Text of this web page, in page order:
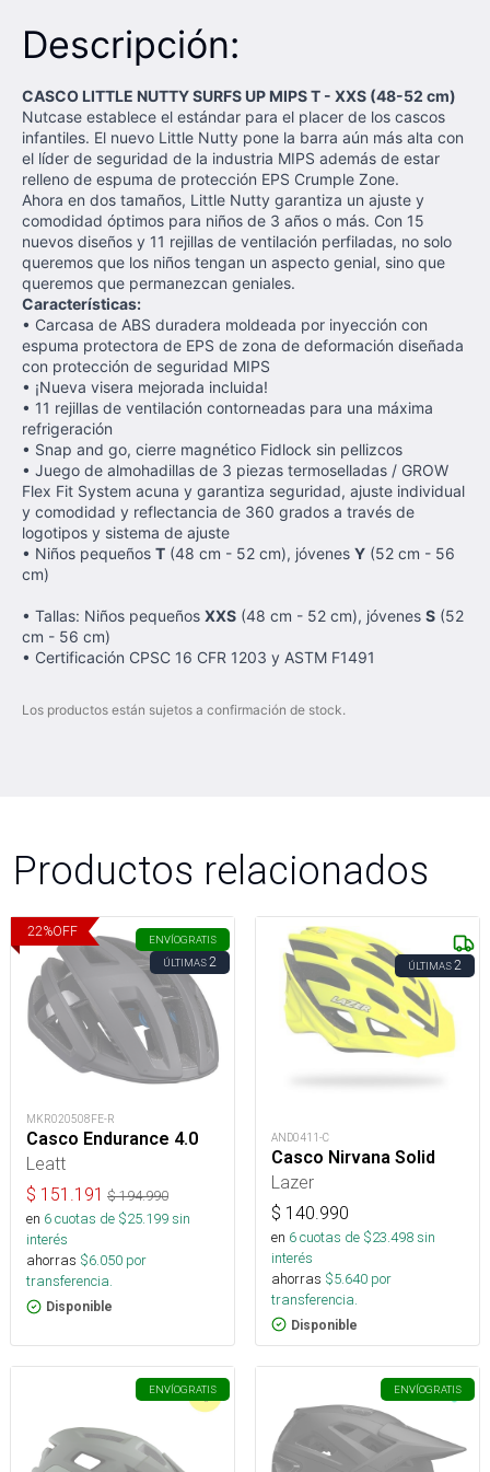
Descripción:
CASCO LITTLE NUTTY SURFS UP MIPS T - XXS (48-52 cm)
Nutcase establece el estándar para el placer de los cascos
infantiles. El nuevo Little Nutty pone la barra aún más alta con
el líder de seguridad de la industria MIPS además de estar
relleno de espuma de protección EPS Crumple Zone.
Ahora en dos tamaños, Little Nutty garantiza un ajuste y
comodidad óptimos para niños de 3 años o más. Con 15
nuevos diseños y 11 rejillas de ventilación perfiladas, no solo
queremos que los niños tengan un aspecto genial, sino que
queremos que permanezcan geniales.
Características:
• Carcasa de ABS duradera moldeada por inyección con
espuma protectora de EPS de zona de deformación diseñada
con protección de seguridad MIPS
• ¡Nueva visera mejorada incluida!
• 11 rejillas de ventilación contorneadas para una máxima
refrigeración
• Snap and go, cierre magnético Fidlock sin pellizcos
• Juego de almohadillas de 3 piezas termoselladas / GROW
Flex Fit System acuna y garantiza seguridad, ajuste individual
y comodidad y reflectancia de 360 grados a través de
logotipos y sistema de ajuste
• Niños pequeños T (48 cm - 52 cm), jóvenes Y (52 cm - 56
cm)
• Tallas: Niños pequeños XXS (48 cm - 52 cm), jóvenes S (52
cm - 56 cm)
• Certificación CPSC 16 CFR 1203 y ASTM F1491
Los productos están sujetos a confirmación de stock.
Productos relacionados
22%OFF
ENVÍOGRATIS
ÚLTIMAS2
MKR020508FE-R
Casco Endurance 4.0
Leatt
$ 151.191 $194.990
en 6cuotas de $25.199sin
interés
ahorras $6.050 por
transferencia.
Disponible
ÚLTIMAS2
AND0411-C
Casco Nirvana Solid
Lazer
$ 140.990
en 6cuotas de $23.498sin
interés
ahorras $5.640 por
transferencia.
Disponible
ENVÍOGRATIS ENVÍOGRATIS